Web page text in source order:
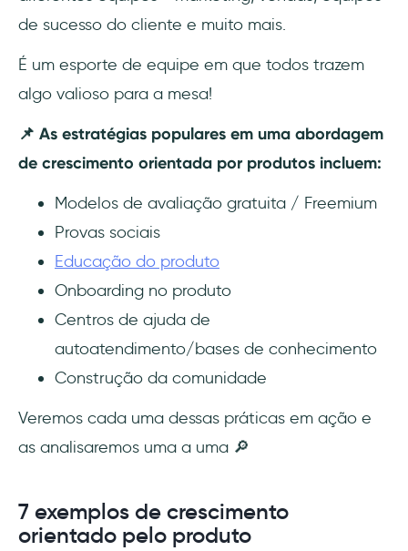
de sucesso do cliente e muito mais.
É um esporte de equipe em que todos trazem
algo valioso para a mesa!
📌 As estratégias populares em uma abordagem
de crescimento orientada por produtos incluem:
Modelos de avaliação gratuita / Freemium
Provas sociais
Educação do produto
Onboarding no produto
Centros de ajuda de
autoatendimento/bases de conhecimento
Construção da comunidade
Veremos cada uma dessas práticas em ação e
as analisaremos uma a uma 🔎
7 exemplos de crescimento
orientado pelo produto